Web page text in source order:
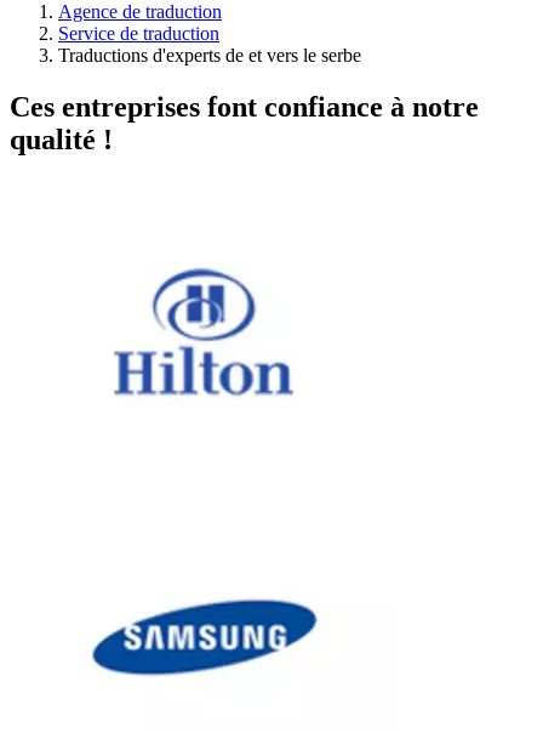
Agence de traduction
Service de traduction
Traductions d'experts de et vers le serbe
Ces entreprises font confiance à notre
qualité !